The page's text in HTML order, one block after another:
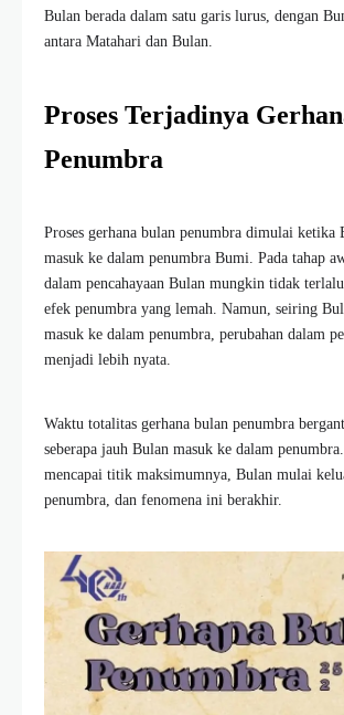
Bulan berada dalam satu garis lurus, dengan
antara Matahari dan Bulan.
Proses Terjadinya
Penumbra
Proses gerhana bulan penumbra dimulai ketika
masuk ke dalam penumbra Bumi. Pada tahap
dalam pencahayaan Bulan mungkin tidak
efek penumbra yang lemah. Namun, seiring
masuk ke dalam penumbra, perubahan dalam
menjadi lebih nyata.
Waktu totalitas gerhana bulan penumbra
seberapa jauh Bulan masuk ke dalam
mencapai titik maksimumnya, Bulan mulai
penumbra, dan fenomena ini berakhir.